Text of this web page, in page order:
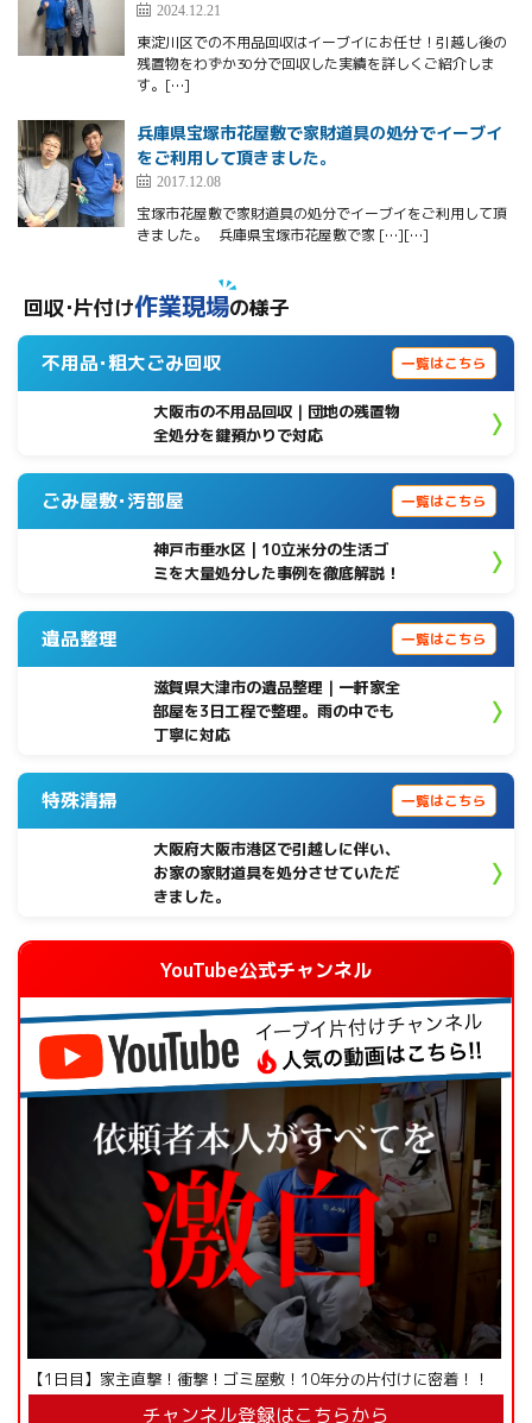
2024.12.21
東淀川区での不用品回収はイーブイにお任せ！引越し後の
残置物をわずか30分で回収した実績を詳しくご紹介しま
す。[…]
兵庫県宝塚市花屋敷で家財道具の処分でイーブイ
をご利用して頂きました。
2017.12.08
宝塚市花屋敷で家財道具の処分でイーブイをご利用して頂
きました。 兵庫県宝塚市花屋敷で家 […][…]
回収･片付け作業現場の様子
不用品･粗大ごみ回収 一覧はこちら
大阪市の不用品回収｜団地の残置物
全処分を鍵預かりで対応
ごみ屋敷･汚部屋 一覧はこちら
神戸市垂水区 | 10立米分の生活ゴ
ミを大量処分した事例を徹底解説！
遺品整理 一覧はこちら
滋賀県大津市の遺品整理｜一軒家全
部屋を3日工程で整理。雨の中でも
丁寧に対応
特殊清掃 一覧はこちら
大阪府大阪市港区で引越しに伴い、
お家の家財道具を処分させていただ
きました。
YouTube公式チャンネル
【1日目】家主直撃！衝撃！ゴミ屋敷！10年分の片付けに密着！！
チャンネル登録はこちらから